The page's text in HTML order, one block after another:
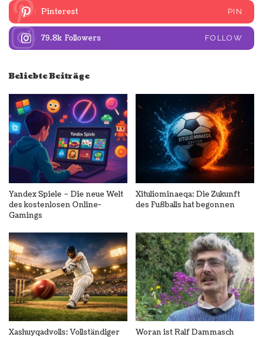
Pinterest PIN
79.8k Followers FOLLOW
Beliebte Beiträge
Yandex Spiele – Die neue Welt
des kostenlosen Online-
Gamings
Xituliominaeqa: Die Zukunft
des Fußballs hat begonnen
Xashuyqadvolls: Vollständiger
Woran ist Ralf Dammasch